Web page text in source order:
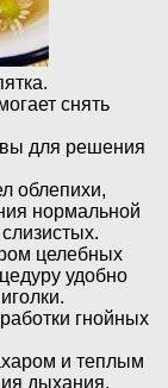
снять
для решения
облепихи,
нормальной
целебных
удобно
гнойных
и теплым
дыхания,